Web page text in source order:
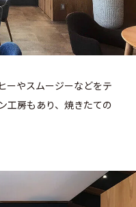
ーやスムージーなどをテ
工房もあり、焼きたての